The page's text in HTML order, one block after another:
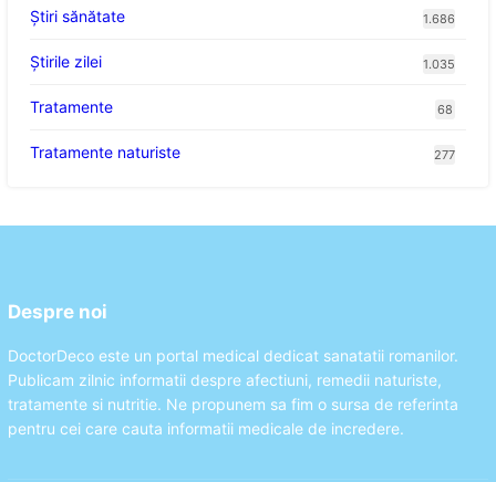
Ştiri sănătate 1.686
Știrile zilei 1.035
Tratamente 68
Tratamente naturiste 277
Despre noi
DoctorDeco este un portal medical dedicat sanatatii romanilor.
Publicam zilnic informatii despre afectiuni, remedii naturiste,
tratamente si nutritie. Ne propunem sa fim o sursa de referinta
pentru cei care cauta informatii medicale de incredere.